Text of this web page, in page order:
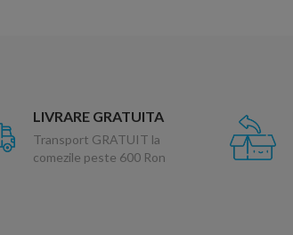
LIVRARE GRATUITA
Transport GRATUIT la
comezile peste 600 Ron